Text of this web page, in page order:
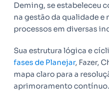
Deming, se estabeleceu
na gestão da qualidade e
processos em diversas
Sua estrutura lógica e
fases de Planejar, Fazer,
mapa claro para a
aprimoramento